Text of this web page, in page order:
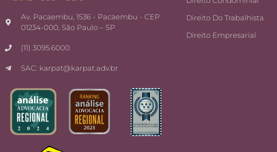
Av. Pacaembu, 1536 - Pacaembu - CEP
01234-000, São Paulo – SP
(11) 3095.6000
SAC: karpat@karpat.adv.br
Direito Do Trabalhista
Direito Empresarial